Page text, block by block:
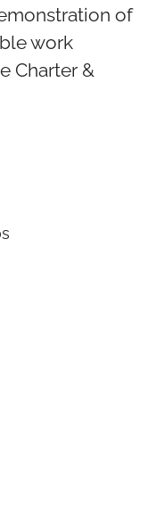
of
work
Charter &